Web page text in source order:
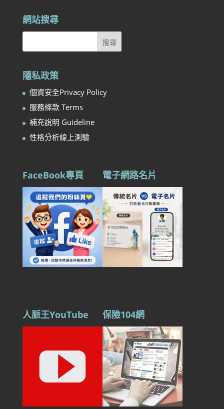
網站搜尋
隱私政策
個資安全Privacy Policy
服務條款 Terms
補充說明 Guideline
性格分析線上測驗
FaceBook專頁 電子網路名片
人脈王YouTube 保險104網